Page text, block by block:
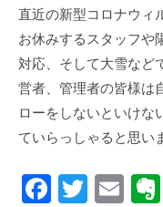
同
会
社
m
a
i
直近の新型コロナウィ
お休みするスタッフや
対応、そして大雪など
営者、管理者の皆様は
ローをしないといけな
ていらっしゃると思い
F
T
E